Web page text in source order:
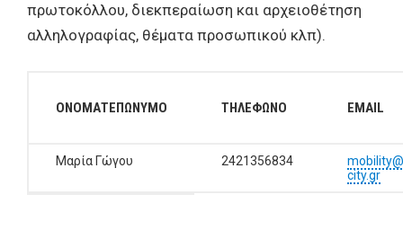
πρωτοκόλλου, διεκπεραίωση και αρχειοθέτηση
αλληλογραφίας, θέματα προσωπικού κλπ).
ΟΝΟΜΑΤΕΠΩΝΥΜΟ ΤΗΛΕΦΩΝΟ EMAIL
Μαρία Γώγου 2421356834
city.gr